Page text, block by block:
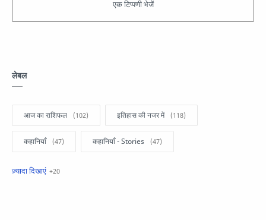
लेबल
आज का राशिफल इतिहास की नजर में
कहानियाँ कहानियाँ - Stories
खबरें फटाफट